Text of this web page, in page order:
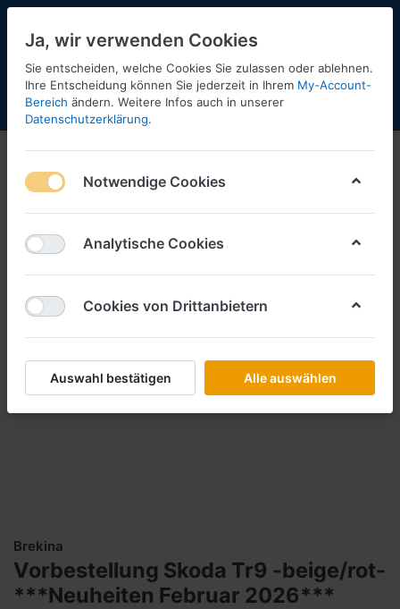
Menü Anmelden Shopaktualisierung
Brekina
Vorbestellung Skoda Tr9 -beige/rot-
***Neuheiten Februar 2026***
Ja, wir verwenden Cookies
Sie entscheiden, welche Cookies Sie zulassen oder ablehnen.
Ihre Entscheidung können Sie jederzeit in Ihrem My-Account-
Bereich ändern. Weitere Infos auch in unserer
Datenschutzerklärung.
Notwendige Cookies
Analytische Cookies
Cookies von Drittanbietern
Auswahl bestätigen Alle auswählen